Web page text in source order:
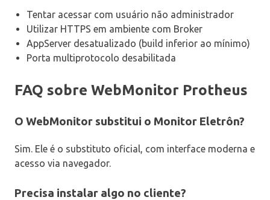
Tentar acessar com usuário não administrador
Utilizar HTTPS em ambiente com Broker
AppServer desatualizado (build inferior ao mínimo)
Porta multiprotocolo desabilitada
FAQ sobre WebMonitor Protheus
O WebMonitor substitui o Monitor Eletrôn?
Sim. Ele é o substituto oficial, com interface moderna e
acesso via navegador.
Precisa instalar algo no cliente?